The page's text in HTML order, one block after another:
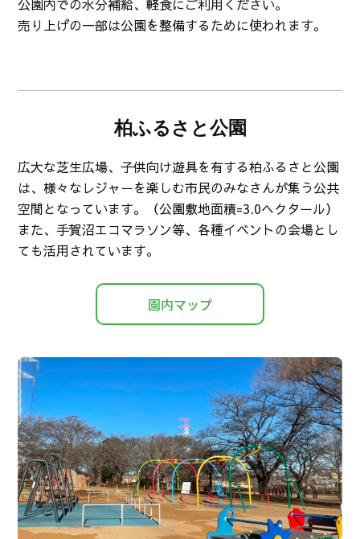
公園内での水分補給、軽食にご利用ください。
売り上げの一部は公園を整備するために使われます。
柏ふるさと公園
広大な芝生広場、子供向け遊具を有する柏ふるさと公園
は、様々なレジャーを楽しむ市民のみなさんが集う公共
空間となっています。（公園敷地面積=3.0ヘクタール）
また、手賀沼エコマラソン等、各種イベントの会場とし
ても活用されています。
園内マップ